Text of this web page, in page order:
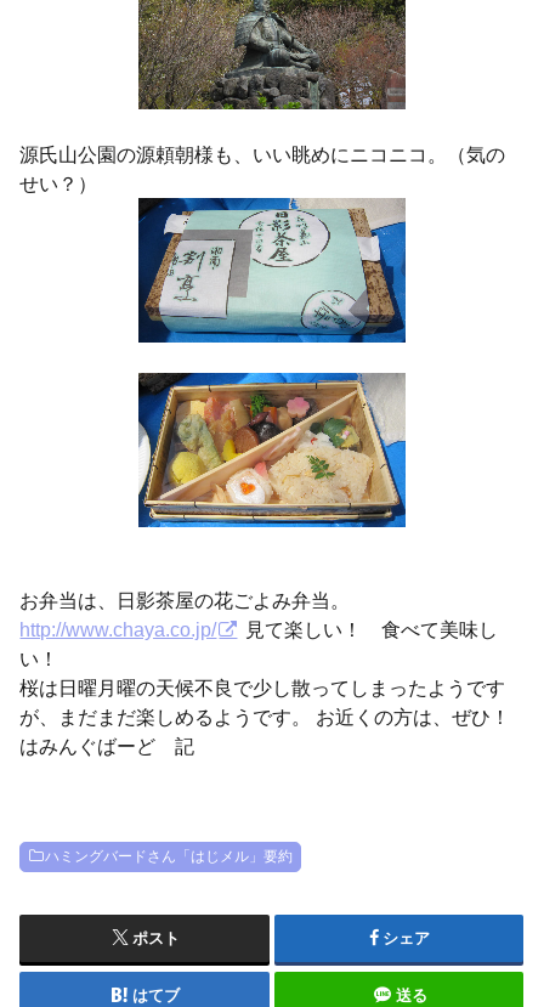
源氏山公園の源頼朝様も、いい眺めにニコニコ。（気の
せい？）
お弁当は、日影茶屋の花ごよみ弁当。
http://www.chaya.co.jp/
見て楽しい！ 食べて美味し
い！
桜は日曜月曜の天候不良で少し散ってしまったようです
が、まだまだ楽しめるようです。 お近くの方は、ぜひ！
はみんぐばーど 記
ハミングバードさん「はじメル」要約
ポスト シェア
はてブ 送る